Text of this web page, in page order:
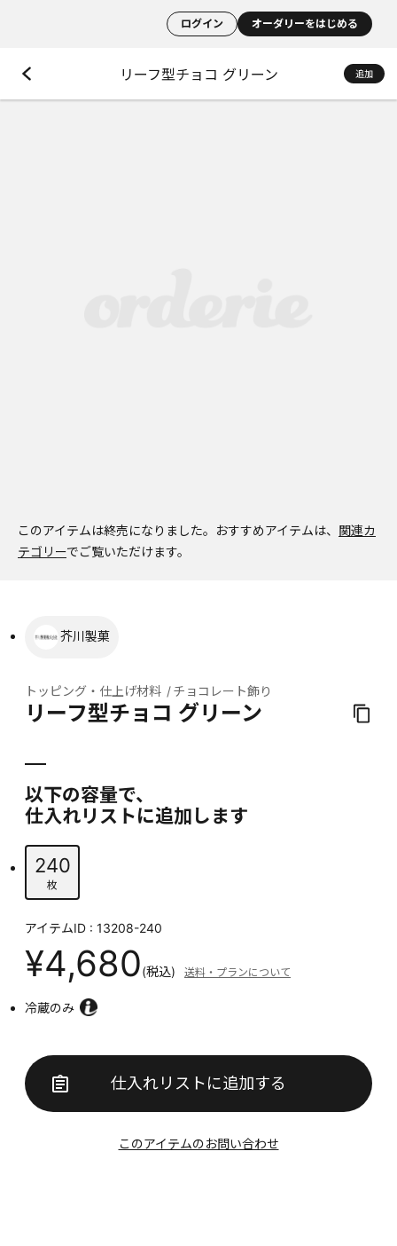
ログイン オーダリーをはじめる
リーフ型チョコ グリーン 追加
このアイテムは終売になりました。 おすすめアイテムは、 関連カ
テゴリーでご覧いただけます。
芥川製菓
トッピング・仕上げ材料 チョコレート飾り
リーフ型チョコ グリーン
以下の容量で、
仕入れリストに追加します
240
枚
アイテムID : 13208-240
¥4,680(税込) 送料・プランについて
冷蔵のみ
仕入れリストに追加する
このアイテムのお問い合わせ